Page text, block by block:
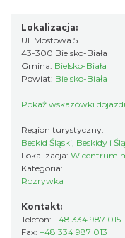
Lokalizacja:
Ul. Mostowa 5
43-300 Bielsko-Biała
Gmina: Bielsko-Biała
Powiat: Bielsko-Biała
Pokaż wskazówki
Region turystyczny:
Beskid Śląski, Beskidy i
Lokalizacja: W centrum
Kategoria:
Rozrywka
Kontakt:
Telefon: +48 334 987 015
Fax: +48 334 987 013